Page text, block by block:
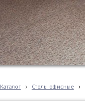
Каталог › Столы офисные ›